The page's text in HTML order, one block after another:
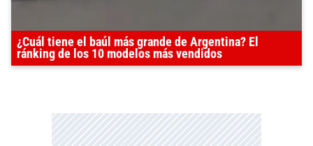
¿Cuál tiene el baúl más grande de Argentina? El
ránking de los 10 modelos más vendidos